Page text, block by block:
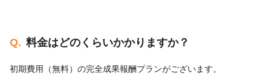
Q. 料金はどのくらいかかりますか？
初期費用（無料）の完全成果報酬プランがございます。